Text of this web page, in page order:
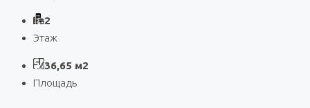
2
Этаж
36,65 м2
Площадь